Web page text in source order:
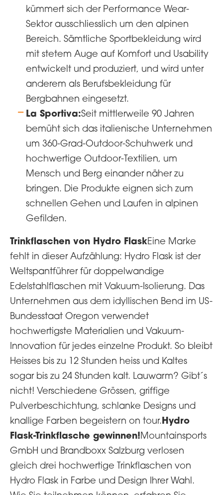
kümmert sich der Performance Wear-
Sektor ausschliesslich um den alpinen
Bereich. Sämtliche Sportbekleidung wird
mit stetem Auge auf Komfort und Usability
entwickelt und produziert, und wird unter
anderem als Berufsbekleidung für
Bergbahnen eingesetzt.
La Sportiva:Seit mittlerweile 90 Jahren
bemüht sich das italienische Unternehmen
um 360-Grad-Outdoor-Schuhwerk und
hochwertige Outdoor-Textilien, um
Mensch und Berg einander näher zu
bringen. Die Produkte eignen sich zum
schnellen Gehen und Laufen in alpinen
Gefilden.
Trinkflaschen von Hydro FlaskEine Marke
fehlt in dieser Aufzählung: Hydro Flask ist der
Weltspantführer für doppelwandige
Edelstahlflaschen mit Vakuum-Isolierung. Das
Unternehmen aus dem idyllischen Bend im US-
Bundesstaat Oregon verwendet
hochwertigste Materialien und Vakuum-
Innovation für jedes einzelne Produkt. So bleibt
Heisses bis zu 12 Stunden heiss und Kaltes
sogar bis zu 24 Stunden kalt. Lauwarm? Gibt´s
nicht! Verschiedene Grössen, griffige
Pulverbeschichtung, schlanke Designs und
knallige Farben begeistern on tour.Hydro
Flask-Trinkflasche gewinnen!Mountainsports
GmbH und Brandboxx Salzburg verlosen
gleich drei hochwertige Trinkflaschen von
Hydro Flask in Farbe und Design Ihrer Wahl.